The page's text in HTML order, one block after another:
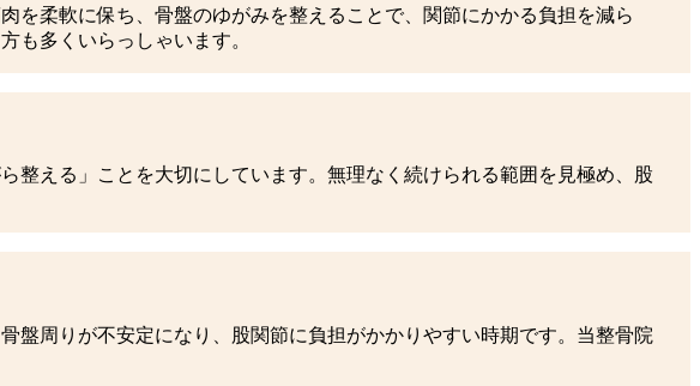
を柔軟に保ち、骨盤のゆがみを整えることで、関節にかかる負担を減ら
も多くいらっしゃいます。
整える」ことを大切にしています。無理なく続けられる範囲を見極め、股
盤周りが不安定になり、股関節に負担がかかりやすい時期です。当整骨院